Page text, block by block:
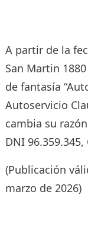
A partir de la
San Martin
de fantasía
Autoservicio
cambia su
DNI 96.359.345,
(Publicación
marzo de 2026)